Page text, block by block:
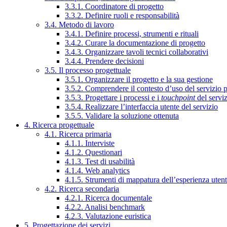
3.3.1. Coordinatore di progetto
3.3.2. Definire ruoli e responsabilità
3.4. Metodo di lavoro
3.4.1. Definire processi, strumenti e rituali
3.4.2. Curare la documentazione di progetto
3.4.3. Organizzare tavoli tecnici collaborativi
3.4.4. Prendere decisioni
3.5. Il processo progettuale
3.5.1. Organizzare il progetto e la sua gestione
3.5.2. Comprendere il contesto d’uso del servizio
3.5.3. Progettare i processi e i touchpointdel
3.5.4. Realizzare l’interfaccia utente del servizio
3.5.5. Validare la soluzione ottenuta
4. Ricerca progettuale
4.1. Ricerca primaria
4.1.1. Interviste
4.1.2. Questionari
4.1.3. Test di usabilità
4.1.4. Web analytics
4.1.5. Strumenti di mappatura dell’esperienza
4.2. Ricerca secondaria
4.2.1. Ricerca documentale
4.2.2. Analisi benchmark
4.2.3. Valutazione euristica
5. Progettazione dei servizi